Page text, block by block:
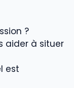
?
aider à situer
est